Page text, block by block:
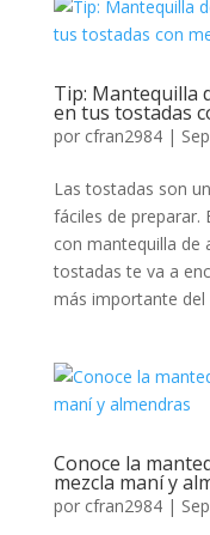
Tip: Mantequilla
en tus tostadas
por cfran2984|
Las tostadas son
fáciles de preparar.
con mantequilla de
tostadas te va a
más importante del
Conoce la
mezcla maní y
por cfran2984|